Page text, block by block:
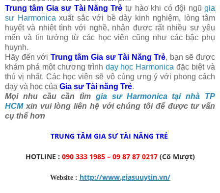
Trung tâm Gia sư Tài Năng Trẻ tự hào khi có đội ngũgia
sư Harmonica xuất sắc với bề dày kinh nghiệm, lòng tâm
huyết và nhiệt tình với nghề, nhận được rất nhiều sự yêu
mến và tin tưởng từ các học viên cũng như các bậc phụ
huynh.
Hãy đến với Trung tâm Gia sư Tài Năng Trẻ, bạn sẽ được
khám phá một chương trình dạy học Harmonica đặc biệt và
thú vị nhất. Các học viên sẽ vô cùng ưng ý với phong cách
dạy và học của Gia sư Tài năng Trẻ.
Mọi nhu cầu cần tìm gia sư Harmonica tại nhà TP
HCMxin vui lòng liên hệ với chúng tôi để được tư vấn
cụ thể hơn
TRUNG TÂM GIA SƯ TÀI NĂNG TRẺ
HOTLINE : 090 333 1985 – 09 87 87 0217 (Cô Mượt)
Website : http://www.giasuuytin.vn/